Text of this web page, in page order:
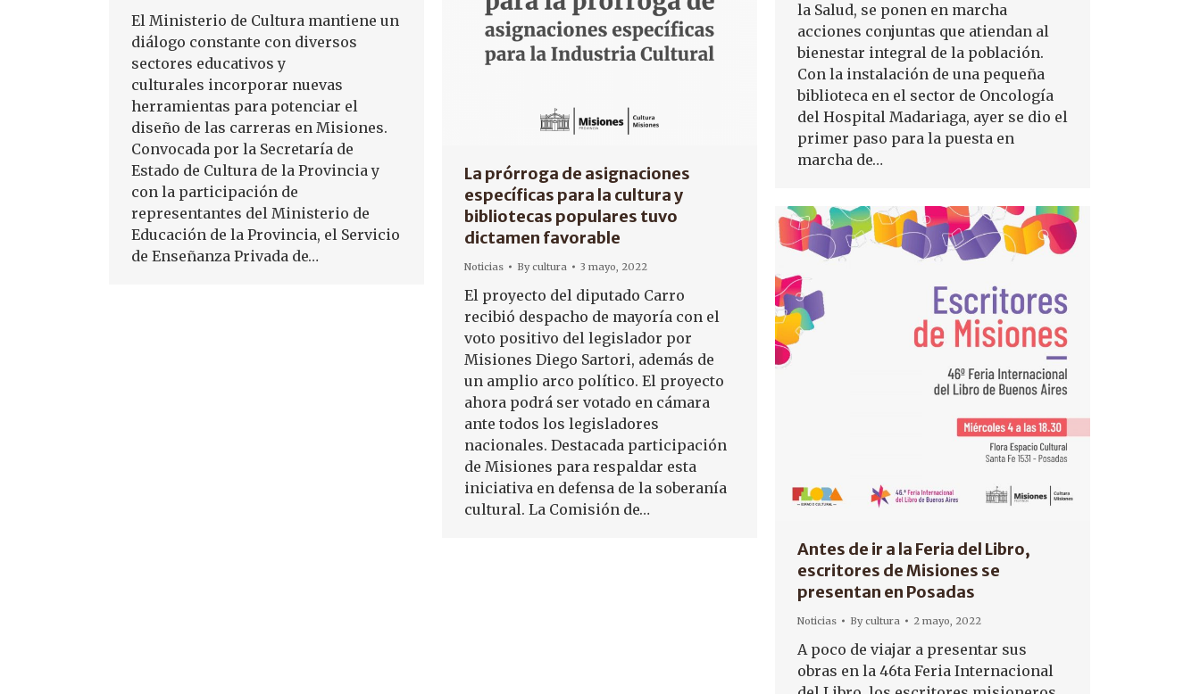
la Salud, se ponen en marcha
acciones conjuntas que atiendan al
bienestar integral de la población.
Con la instalación de una pequeña
biblioteca en el sector de Oncología
del Hospital Madariaga, ayer se dio el
primer paso para la puesta en
marcha de…
El Ministerio de Cultura mantiene un
diálogo constante con diversos
sectores educativos y
culturales incorporar nuevas
herramientas para potenciar el
diseño de las carreras en Misiones.
Convocada por la Secretaría de
Estado de Cultura de la Provincia y
con la participación de
representantes del Ministerio de
Educación de la Provincia, el Servicio
de Enseñanza Privada de…
La prórroga de asignaciones
específicas para la cultura y
bibliotecas populares tuvo
dictamen favorable
Noticias Bycultura 3 mayo, 2022
El proyecto del diputado Carro
recibió despacho de mayoría con el
voto positivo del legislador por
Misiones Diego Sartori, además de
un amplio arco político. El proyecto
ahora podrá ser votado en cámara
ante todos los legisladores
nacionales. Destacada participación
de Misiones para respaldar esta
iniciativa en defensa de la soberanía
cultural. La Comisión de…
Antes de ir a la Feria del Libro,
escritores de Misiones se
presentan en Posadas
Noticias Bycultura 2 mayo, 2022
A poco de viajar a presentar sus
obras en la 46ta Feria Internacional